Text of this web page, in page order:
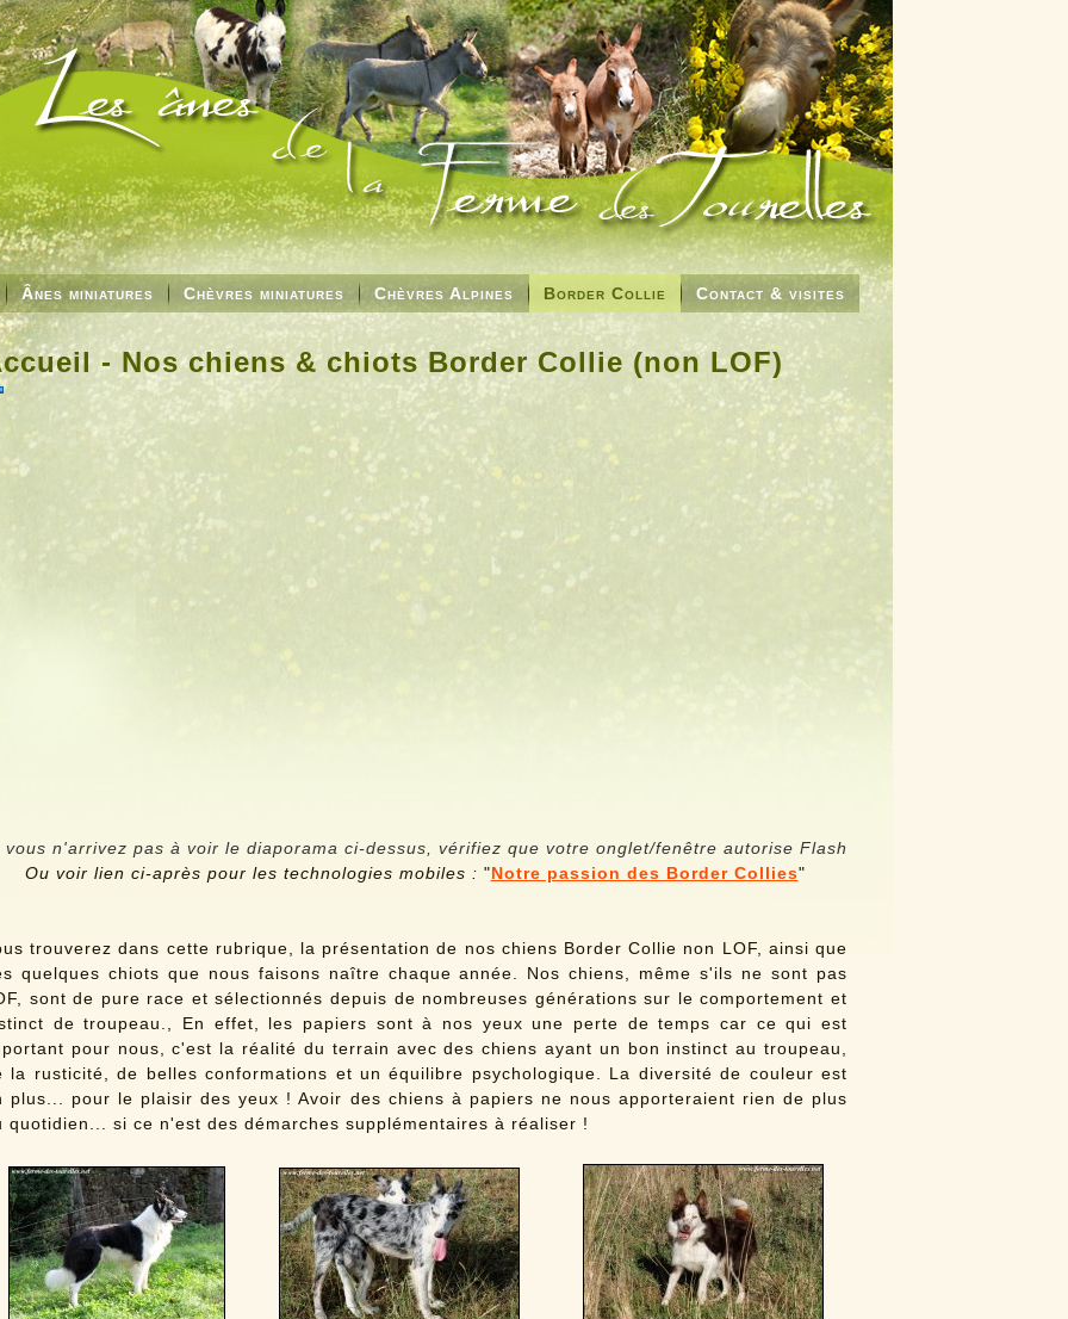
Ânes miniatures Chèvres miniatures Chèvres Alpines Border Collie Contact & visites
- Nos chiens & chiots Border Collie (non LOF)
vous n'arrivez pas à voir le diaporama ci-dessus, vérifiez que votre onglet/fenêtre autorise Flash
Ou voir lien ci-après pour les technologies mobiles : "Notre passion des Border Collies"
trouverez dans cette rubrique, la présentation de nos chiens Border Collie non LOF, ainsi que
quelques chiots que nous faisons naître chaque année. Nos chiens, même s'ils ne sont pas
sont de pure race et sélectionnés depuis de nombreuses générations sur le comportement et
de troupeau., En effet, les papiers sont à nos yeux une perte de temps car ce qui est
pour nous, c'est la réalité du terrain avec des chiens ayant un bon instinct au troupeau,
la rusticité, de belles conformations et un équilibre psychologique. La diversité de couleur est
plus... pour le plaisir des yeux ! Avoir des chiens à papiers ne nous apporteraient rien de plus
quotidien... si ce n'est des démarches supplémentaires à réaliser !